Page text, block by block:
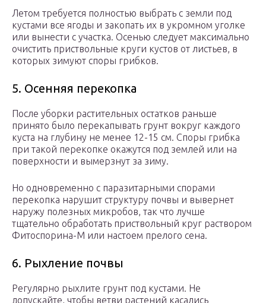
Летом требуется полностью выбрать с земли под
кустами все ягоды и закопать их в укромном уголке
или вынести с участка. Осенью следует максимально
очистить приствольные круги кустов от листьев, в
которых зимуют споры грибков.
5. Осенняя перекопка
После уборки растительных остатков раньше
принято было перекапывать грунт вокруг каждого
куста на глубину не менее 12-15 см. Споры грибка
при такой перекопке окажутся под землей или на
поверхности и вымерзнут за зиму.
Но одновременно с паразитарными спорами
перекопка нарушит структуру почвы и вывернет
наружу полезных микробов, так что лучше
тщательно обработать приствольный круг раствором
Фитоспорина-М или настоем прелого сена.
6. Рыхление почвы
Регулярно рыхлите грунт под кустами. Не
допускайте, чтобы ветви растений касались